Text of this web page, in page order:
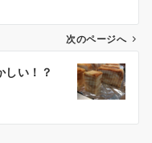
次のページへ
しい！？